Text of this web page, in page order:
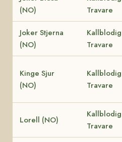
(NO)
Travare
Joker Stjerna
(NO)
Kallblodig
Travare
Kinge Sjur
(NO)
Kallblodig
Travare
Lorell (NO)
Kallblodig
Travare